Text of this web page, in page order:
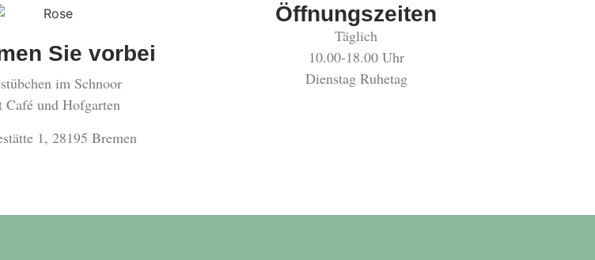
Sie vorbei
im Schnoor
Café und Hofgarten
1, 28195 Bremen
Öffnungszeiten
Täglich
10.00-18.00 Uhr
Dienstag Ruhetag